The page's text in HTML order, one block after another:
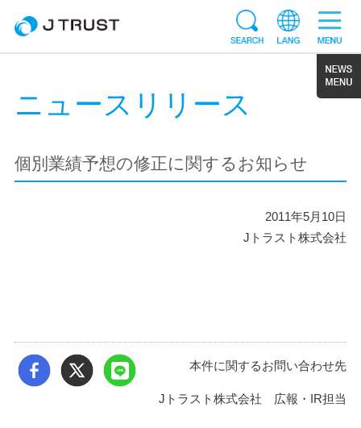
ニュースリリース
個別業績予想の修正に関するお知らせ
2011年5月10日
Jトラスト株式会社
本件に関するお問い合わせ先
Jトラスト株式会社 広報・IR担当